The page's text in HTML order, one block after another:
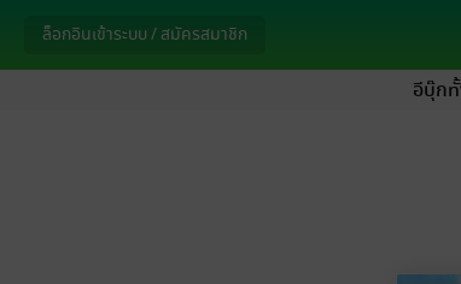
ล็อกอินเข้าระบบ / สมัครสมาชิก
อีบุ๊ก